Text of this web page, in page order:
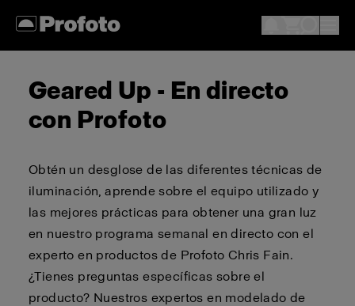
Geared Up - En directo
con Profoto
Obtén un desglose de las diferentes técnicas de
iluminación, aprende sobre el equipo utilizado y
las mejores prácticas para obtener una gran luz
en nuestro programa semanal en directo con el
experto en productos de Profoto Chris Fain.
¿Tienes preguntas específicas sobre el
producto? Nuestros expertos en modelado de